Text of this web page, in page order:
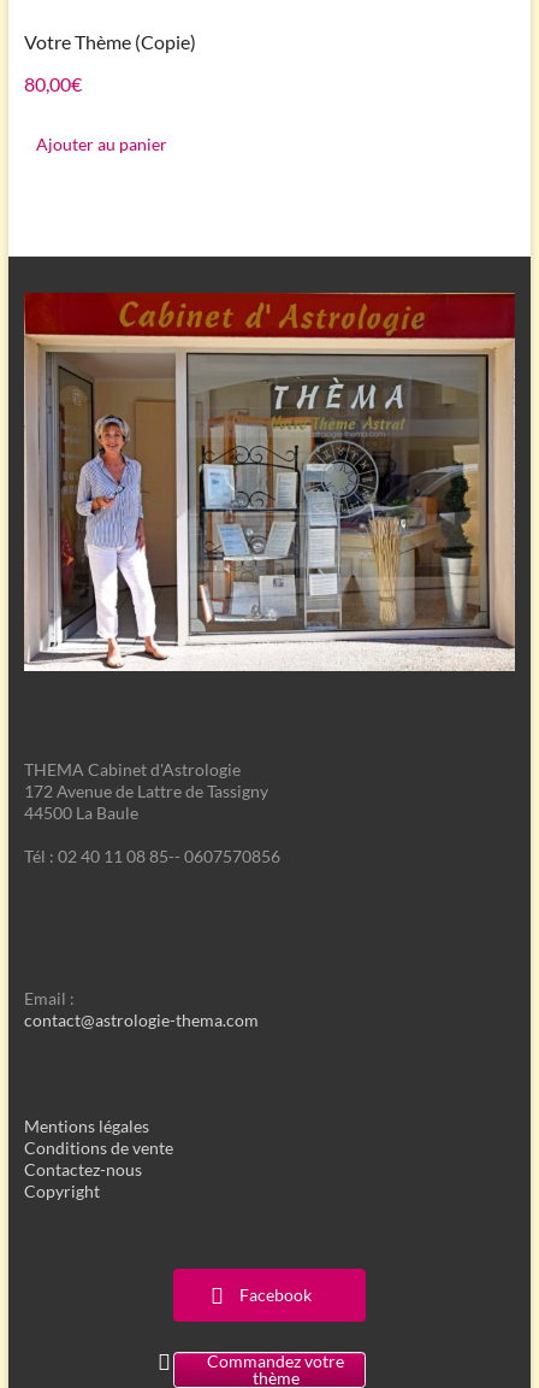
Votre Thème (Copie)
80,00€
Ajouter au panier
THEMA Cabinet d'Astrologie
172 Avenue de Lattre de Tassigny
44500 La Baule
Tél : 02 40 11 08 85-- 0607570856
Email :
contact@astrologie-thema.com
Mentions légales
Conditions de vente
Contactez-nous
Copyright
Facebook
Commandez votre
thème